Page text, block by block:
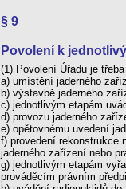
§ 9
Povolení k
(1) Povolení Úřadu je
a) umístění jaderného
b) výstavbě jaderného
c) jednotlivým etapám
d) provozu jaderného
e) opětovnému uvedení
f) provedení rekonstrukce
jaderného zařízení nebo
g) jednotlivým etapám
prováděcím právním